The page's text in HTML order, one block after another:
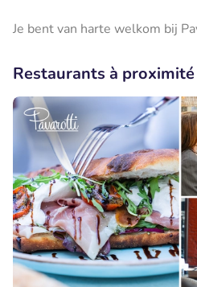
Je bent van harte welkom bij
Restaurants à